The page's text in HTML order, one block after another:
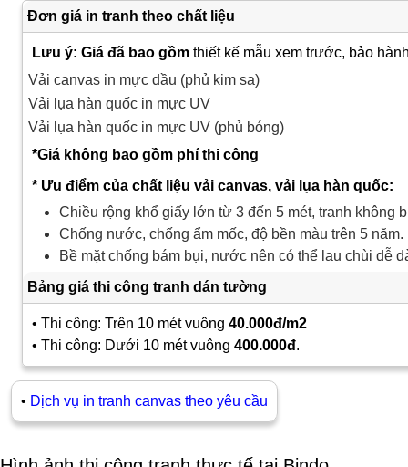
Đơn giá in tranh theo chất liệu
Lưu ý: Giá đã bao gồmthiết kế mẫu xem trước, bảo
Vải canvas in mực dầu (phủ kim sa)
Vải lụa hàn quốc in mực UV
Vải lụa hàn quốc in mực UV (phủ bóng)
*Giá không bao gồm phí thi công
* Ưu điểm của chất liệu vải canvas, vải lụa hàn quốc:
Chiều rộng khổ giấy lớn từ 3 đến 5 mét, tranh không
Chống nước, chống ẩm mốc, độ bền màu trên 5 năm.
Bề mặt chống bám bụi, nước nên có thể lau chùi dễ
Bảng giá thi công tranh dán tường
• Thi công: Trên 10 mét vuông 40.000đ/m2
• Thi công: Dưới 10 mét vuông 400.000đ.
• Dịch vụ in tranh canvas theo yêu cầu